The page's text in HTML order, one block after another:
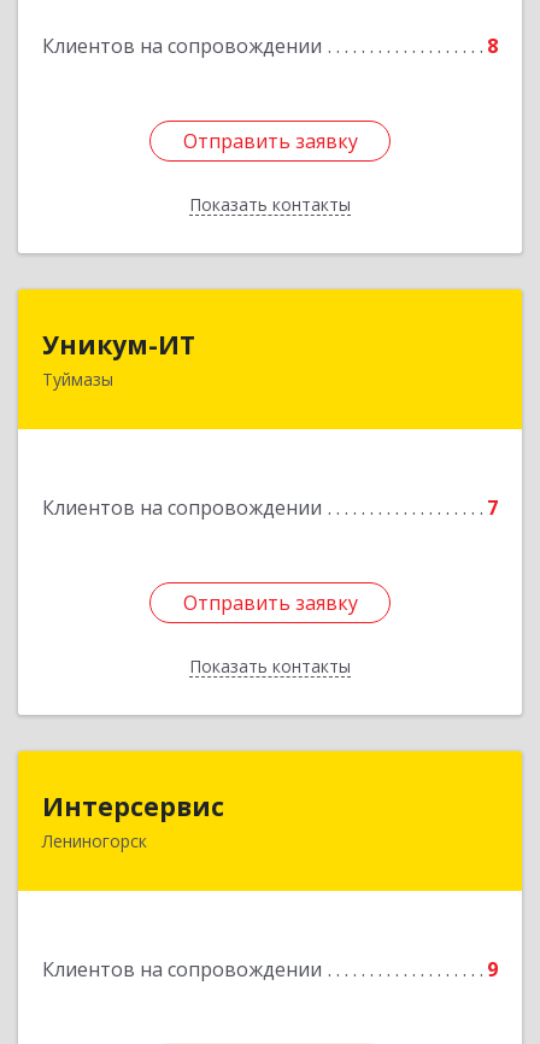
Клиентов на сопровождении 8
Отправить заявку
Показать контакты
Отправить заявку
Назад
Уникум-ИТ
Туймазы
Клиентов на сопровождении 7
Отправить заявку
Показать контакты
452757, Башкортостан Респ, Туймазинский р-н,
Отправить заявку
Назад
Интерсервис
Лениногорск
Клиентов на сопровождении 9
423250, Татарстан Респ, Лениногорск г,